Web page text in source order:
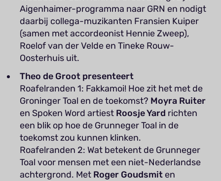
Aigenhaimer-programma naar GRN en nodigt
daarbij collega-muzikanten Fransien Kuiper
(samen met accordeonist Hennie Zweep),
Roelof van der Velde en Tineke Rouw-
Oosterhuis uit.
Theo de Groot presenteert
Roafelranden 1: Fakkamoi! Hoe zit het met de
Groninger Toal en de toekomst? Moyra Ruiter
en Spoken Word artiest Roosje Yard richten
een blik op hoe de Grunneger Toal in de
toekomst zou kunnen klinken.
Roafelranden 2: Wat betekent de Grunneger
Toal voor mensen met een niet-Nederlandse
achtergrond. Met Roger Goudsmit en